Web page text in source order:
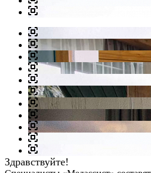
Здравствуйте!